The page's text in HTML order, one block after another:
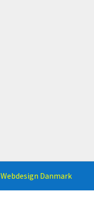
Webdesign Danmark